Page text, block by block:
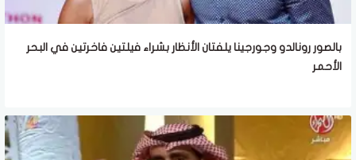
بالصور رونالدو وجورجينا يلفتان الأنظار بشراء فيلتين فاخرتين في البحر
الأحمر